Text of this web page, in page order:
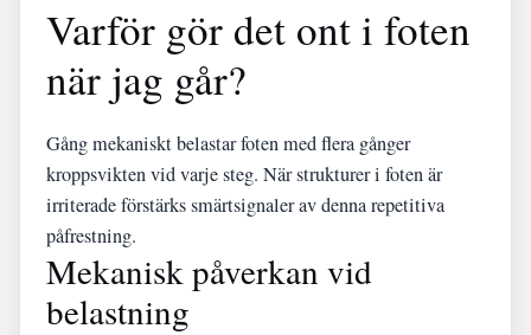
Varför gör det ont i foten
när jag går?
Gång mekaniskt belastar foten med flera gånger
kroppsvikten vid varje steg. När strukturer i foten är
irriterade förstärks smärtsignaler av denna repetitiva
påfrestning.
Mekanisk påverkan vid
belastning